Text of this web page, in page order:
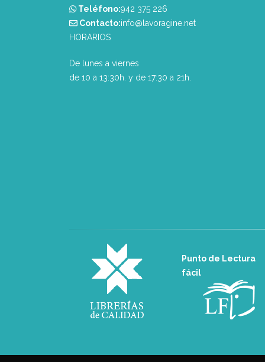
Teléfono:‭942 375 226‬
Contacto:info@lavoragine.net
HORARIOS
De lunes a viernes
de 10 a 13:30h. y de 17:30 a 21h.
Punto de Lectura
fácil